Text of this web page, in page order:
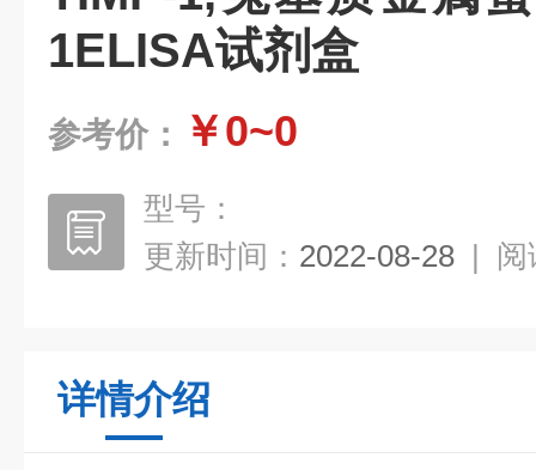
1ELISA试剂盒
参考价： ￥0~0
型号：
更新时间： 2022-08-28 | 阅
详情介绍